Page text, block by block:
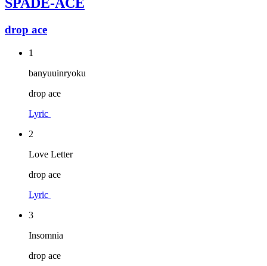
SPADE-ACE
drop ace
1
banyuuinryoku
drop ace
Lyric
2
Love Letter
drop ace
Lyric
3
Insomnia
drop ace